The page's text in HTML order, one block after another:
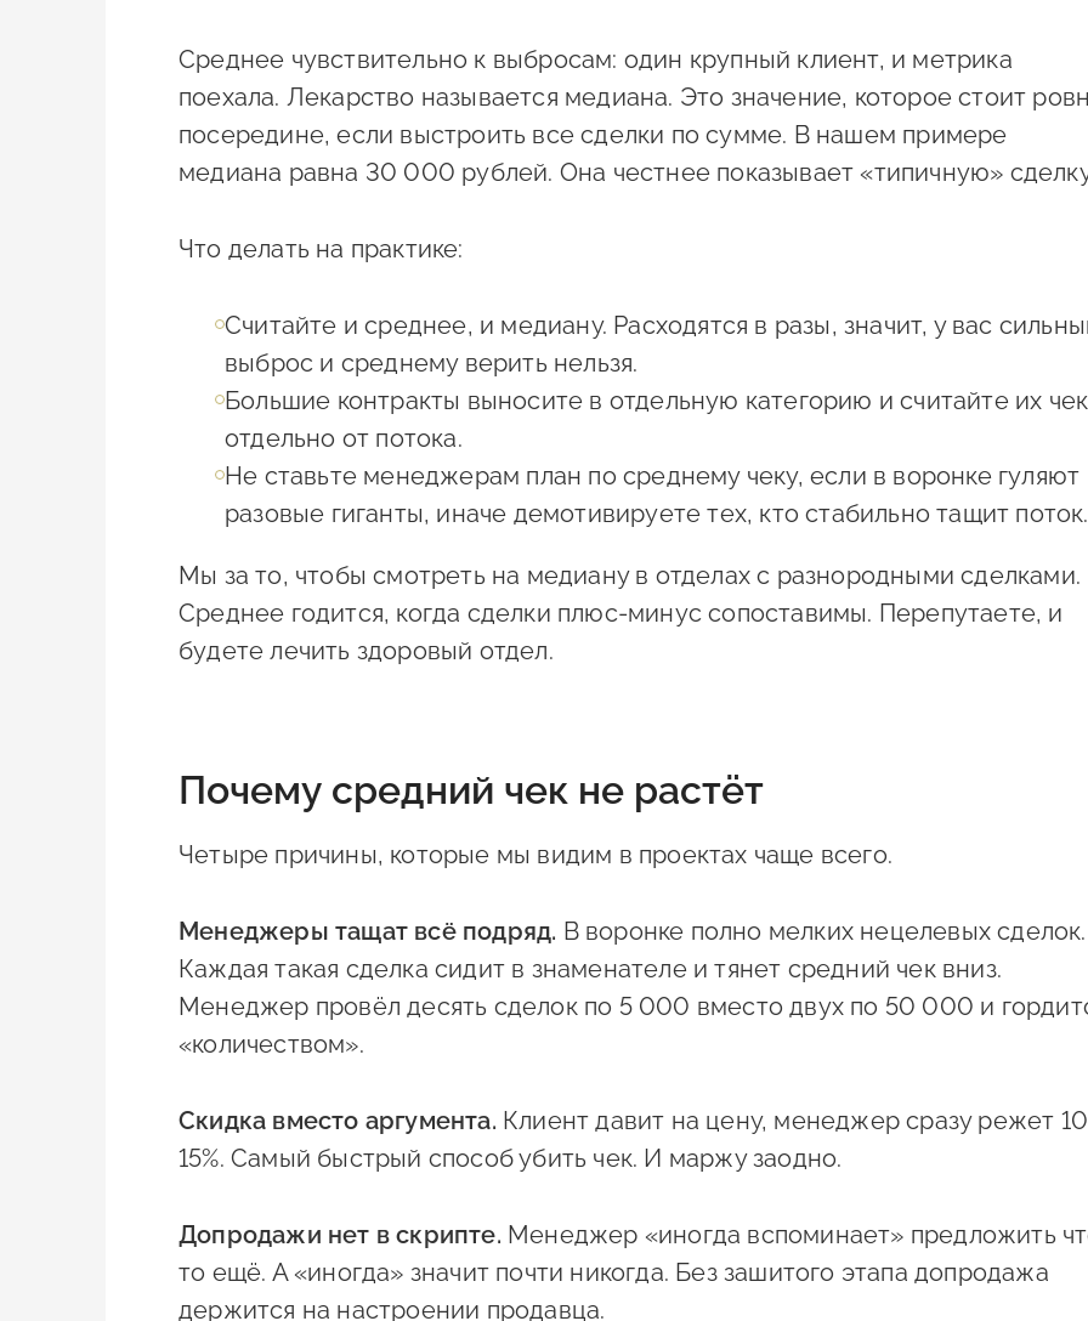
Среднее чувствительно к выбросам: один крупный клиент, и метрика
поехала. Лекарство называется медиана. Это значение, которое стоит
посередине, если выстроить все сделки по сумме. В нашем примере
медиана равна 30 000 рублей. Она честнее показывает «типичную»
Что делать на практике:
Считайте и среднее, и медиану. Расходятся в разы, значит, у вас
выброс и среднему верить нельзя.
Большие контракты выносите в отдельную категорию и считайте их чек
отдельно от потока.
Не ставьте менеджерам план по среднему чеку, если в воронке гуляют
разовые гиганты, иначе демотивируете тех, кто стабильно тащит поток.
Мы за то, чтобы смотреть на медиану в отделах с разнородными сделками.
Среднее годится, когда сделки плюс-минус сопоставимы. Перепутаете, и
будете лечить здоровый отдел.
Почему средний чек не растёт
Четыре причины, которые мы видим в проектах чаще всего.
Менеджеры тащат всё подряд. В воронке полно мелких нецелевых сделок.
Каждая такая сделка сидит в знаменателе и тянет средний чек вниз.
Менеджер провёл десять сделок по 5 000 вместо двух по 50 000 и
«количеством».
Скидка вместо аргумента. Клиент давит на цену, менеджер сразу режет
15%. Самый быстрый способ убить чек. И маржу заодно.
Допродажи нет в скрипте. Менеджер «иногда вспоминает» предложить
то ещё. А «иногда» значит почти никогда. Без зашитого этапа допродажа
держится на настроении продавца.